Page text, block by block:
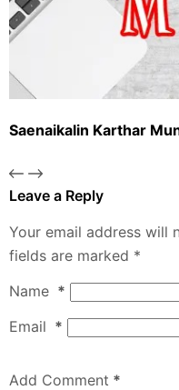
Saenaikalin Karthar
Leave a Reply
Your email address will
fields are marked *
Name *
Email *
Add Comment *